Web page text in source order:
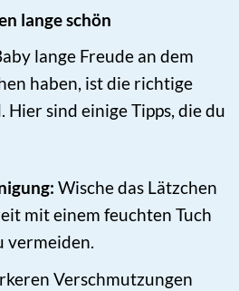
lange schön
lange Freude an dem
haben, ist die richtige
Hier sind einige Tipps, die du
Wische das Lätzchen
mit einem feuchten Tuch
vermeiden.
Verschmutzungen